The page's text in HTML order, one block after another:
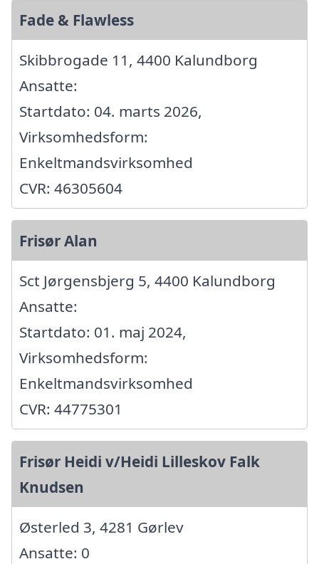
Fade & Flawless
Skibbrogade 11, 4400 Kalundborg
Ansatte:
Startdato: 04. marts 2026,
Virksomhedsform:
Enkeltmandsvirksomhed
CVR: 46305604
Frisør Alan
Sct Jørgensbjerg 5, 4400 Kalundborg
Ansatte:
Startdato: 01. maj 2024,
Virksomhedsform:
Enkeltmandsvirksomhed
CVR: 44775301
Frisør Heidi v/Heidi Lilleskov Falk
Knudsen
Østerled 3, 4281 Gørlev
Ansatte: 0